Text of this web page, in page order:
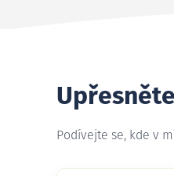
Podívejte se, kde v